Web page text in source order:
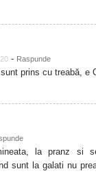
- Raspunde
prins cu treabă, e
la pranz si
sunt la galati nu